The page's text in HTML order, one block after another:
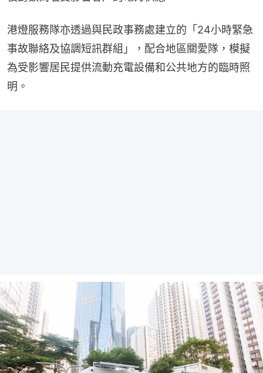
港燈服務隊亦透過與民政事務處建立的「24小時緊急
事故聯絡及協調短訊群組」，配合地區關愛隊，模擬
為受影響居民提供流動充電設備和公共地方的臨時照
明。